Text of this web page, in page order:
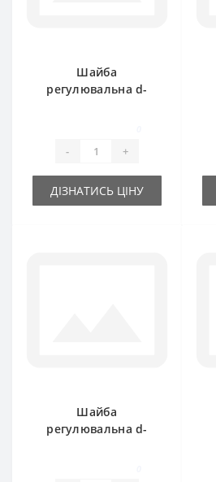
Шайба
регулювальна d-
- +
ДІЗНАТИСЬ ЦІНУ
Шайба
регулювальна d-